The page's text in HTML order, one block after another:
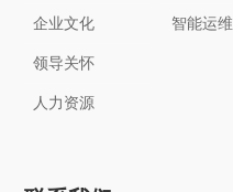
企业文化
领导关怀
人力资源
智能运维